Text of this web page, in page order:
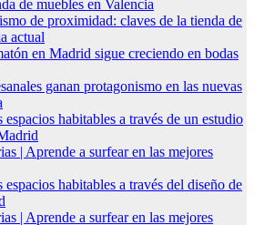
de muebles en Valencia
de proximidad: claves de la tienda de
actual
en Madrid sigue creciendo en bodas
ganan protagonismo en las nuevas
habitables a través de un estudio
| Aprende a surfear en las mejores
habitables a través del diseño de
| Aprende a surfear en las mejores